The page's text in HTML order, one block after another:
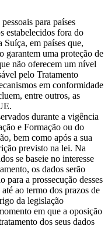
para países
estabelecidos fora do
em países que,
garantem uma proteção de
não oferecem um nível
pelo Tratamento
em conformidade
entre outros, as
durante a vigência
e Formação ou do
bem como após a sua
previsto na lei. Na
se baseie no interesse
os dados serão
para a prossecução desses
ao termo dos prazos de
da legislação
em que a oposição
dos seus dados